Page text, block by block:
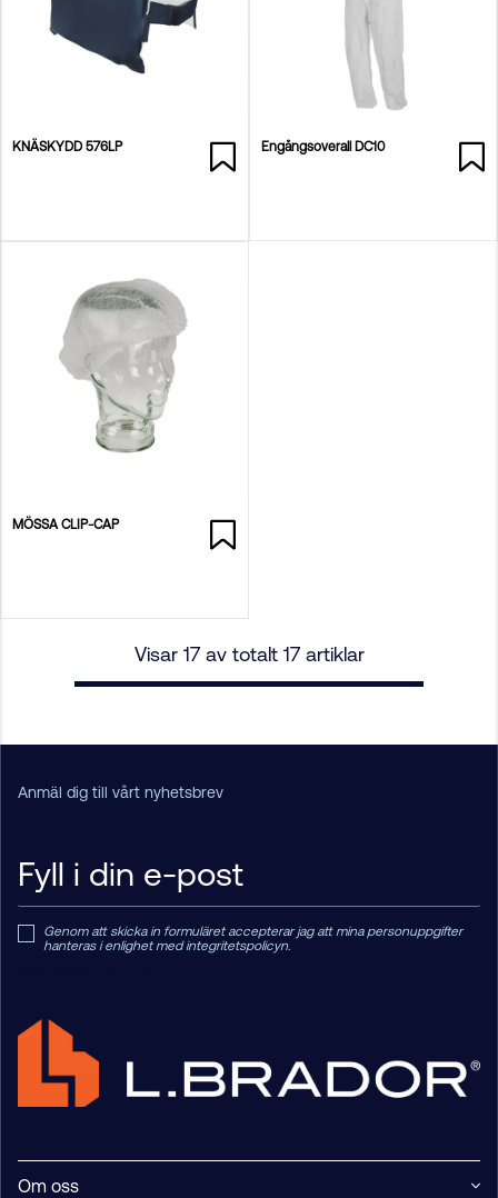
KNÄSKYDD 576LP Engångsoverall DC10
MÖSSA CLIP-CAP
Visar 17 av totalt 17 artiklar
Anmäl dig till vårt nyhetsbrev
Genom att skicka in formuläret accepterar jag att mina personuppgifter
hanteras i enlighet med integritetspolicyn.
Om oss